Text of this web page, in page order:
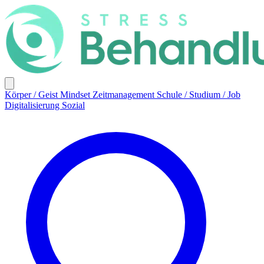
Körper / Geist Mindset Zeitmanagement Schule / Studium / Job
Digitalisierung Sozial